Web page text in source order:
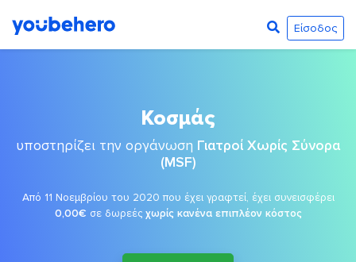
Είσοδος
Κοσμάς
υποστηρίζει την οργάνωση Γιατροί Χωρίς Σύνορα
(MSF)
Από 11 Νοεμβρίου του 2020 που έχει γραφτεί, έχει συνεισφέρει
0,00€ σε δωρεές χωρίς κανένα επιπλέον κόστος